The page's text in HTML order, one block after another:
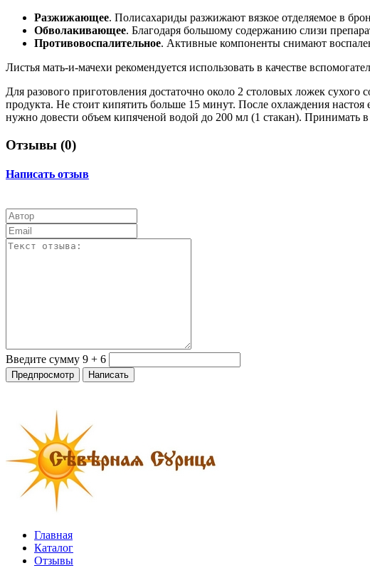
Разжижающее. Полисахариды разжижают вязкое отделяемое в
Обволакивающее. Благодаря большому содержанию слизи
Противовоспалительное. Активные компоненты снимают
Листья мать-и-мачехи рекомендуется использовать в качестве
Для разового приготовления достаточно около 2 столовых ложек
продукта. Не стоит кипятить больше 15 минут. После охлаждения
нужно довести объем кипяченой водой до 200 мл (1 стакан). Принимать
Отзывы (0)
Написать отзыв
Введите сумму 9 + 6
Главная
Каталог
Отзывы